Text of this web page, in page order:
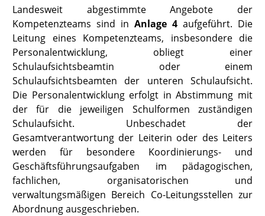
Landesweit abgestimmte Angebote der
Kompetenzteams sind in Anlage 4 aufgeführt. Die
Leitung eines Kompetenzteams, insbesondere die
Personalentwicklung, obliegt einer
Schulaufsichtsbeamtin oder einem
Schulaufsichtsbeamten der unteren Schulaufsicht.
Die Personalentwicklung erfolgt in Abstimmung mit
der für die jeweiligen Schulformen zuständigen
Schulaufsicht. Unbeschadet der
Gesamtverantwortung der Leiterin oder des Leiters
werden für besondere Koordinierungs- und
Geschäftsführungsaufgaben im pädagogischen,
fachlichen, organisatorischen und
verwaltungsmäßigen Bereich Co-Leitungsstellen zur
Abordnung ausgeschrieben.